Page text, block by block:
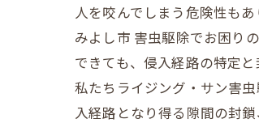
人を咬んでしまう危険性も
みよし市 害虫駆除でお困り
できても、侵入経路の特定
私たちライジング・サン害
入経路となり得る隙間の封